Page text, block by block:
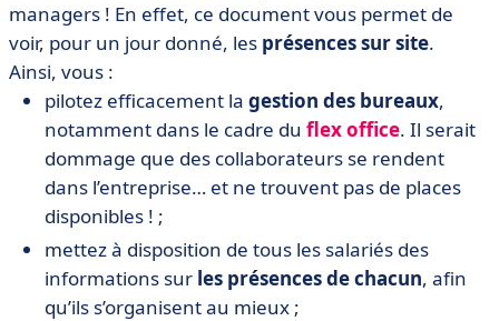
managers ! En effet, ce document vous permet de
voir, pour un jour donné, les présences sur site.
Ainsi, vous :
pilotez efficacement la gestion des bureaux,
notamment dans le cadre du flex office. Il serait
dommage que des collaborateurs se rendent
dans l’entreprise… et ne trouvent pas de places
disponibles ! ;
mettez à disposition de tous les salariés des
informations sur les présences de chacun, afin
qu’ils s’organisent au mieux ;